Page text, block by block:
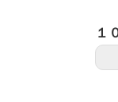
１